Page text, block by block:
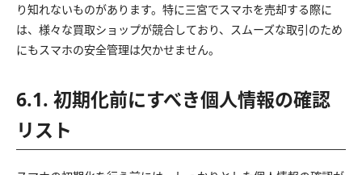
り知れないものがあります。特に三宮でスマホを売却する際に
は、様々な買取ショップが競合しており、スムーズな取引のため
にもスマホの安全管理は欠かせません。
6.1. 初期化前にすべき個人情報の確認
リスト